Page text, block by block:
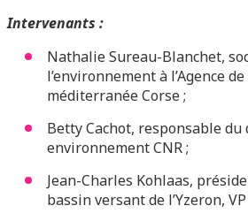
Intervenants :
Nathalie Sureau-Blanchet,
l’environnement à l’Agence de
méditerranée Corse ;
Betty Cachot, responsable
environnement CNR ;
Jean-Charles Kohlaas,
bassin versant de l’Yzeron,